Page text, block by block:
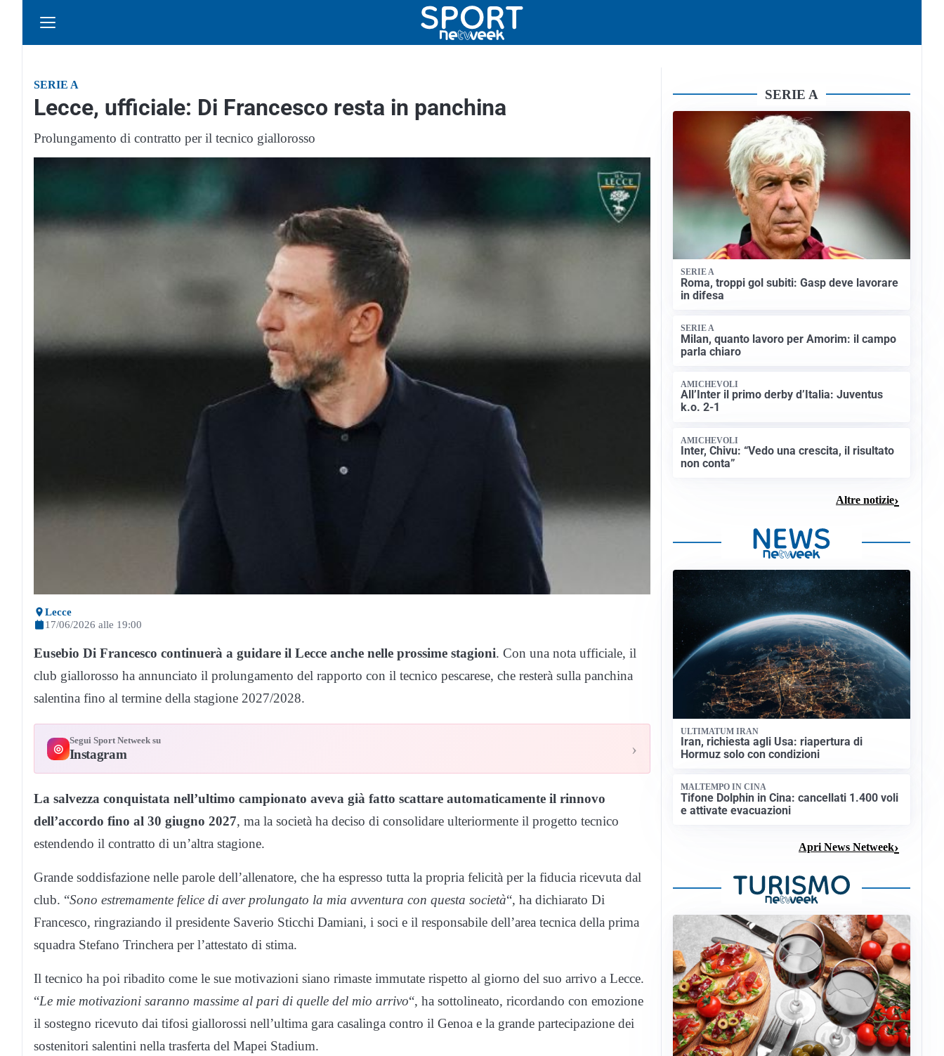
SERIE A
Lecce, ufficiale: Di Francesco resta in panchina
Prolungamento di contratto per il tecnico giallorosso
Lecce
17/06/2026 alle 19:00
Eusebio Di Francesco continuerà a guidare il Lecce anche nelle prossime stagioni. Con una nota ufficiale, il
club giallorosso ha annunciato il prolungamento del rapporto con il tecnico pescarese, che resterà sulla panchina
salentina fino al termine della stagione 2027/2028.
◎
Segui Sport Netweek su
Instagram ›
La salvezza conquistata nell’ultimo campionato aveva già fatto scattare automaticamente il rinnovo
dell’accordo fino al 30 giugno 2027, ma la società ha deciso di consolidare ulteriormente il progetto tecnico
estendendo il contratto di un’altra stagione.
Grande soddisfazione nelle parole dell’allenatore, che ha espresso tutta la propria felicità per la fiducia ricevuta dal
club. “Sono estremamente felice di aver prolungato la mia avventura con questa società“, ha dichiarato Di
Francesco, ringraziando il presidente Saverio Sticchi Damiani, i soci e il responsabile dell’area tecnica della prima
squadra Stefano Trinchera per l’attestato di stima.
Il tecnico ha poi ribadito come le sue motivazioni siano rimaste immutate rispetto al giorno del suo arrivo a Lecce.
“Le mie motivazioni saranno massime al pari di quelle del mio arrivo“, ha sottolineato, ricordando con emozione
il sostegno ricevuto dai tifosi giallorossi nell’ultima gara casalinga contro il Genoa e la grande partecipazione dei
sostenitori salentini nella trasferta del Mapei Stadium.
SERIE A
SERIE A
Roma, troppi gol subiti: Gasp deve lavorare
in difesa
SERIE A
Milan, quanto lavoro per Amorim: il campo
parla chiaro
AMICHEVOLI
All’Inter il primo derby d’Italia: Juventus
k.o. 2-1
AMICHEVOLI
Inter, Chivu: “Vedo una crescita, il risultato
non conta”
Altre notizie
ULTIMATUM IRAN
Iran, richiesta agli Usa: riapertura di
Hormuz solo con condizioni
MALTEMPO IN CINA
Tifone Dolphin in Cina: cancellati 1.400 voli
e attivate evacuazioni
Apri News Netweek